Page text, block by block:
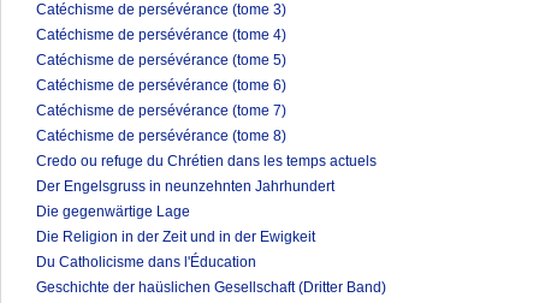
Catéchisme de persévérance (tome 3)
Catéchisme de persévérance (tome 4)
Catéchisme de persévérance (tome 5)
Catéchisme de persévérance (tome 6)
Catéchisme de persévérance (tome 7)
Catéchisme de persévérance (tome 8)
Credo ou refuge du Chrétien dans les temps actuels
Der Engelsgruss in neunzehnten Jahrhundert
Die gegenwärtige Lage
Die Religion in der Zeit und in der Ewigkeit
Du Catholicisme dans l'Éducation
Geschichte der haüslichen Gesellschaft (Dritter Band)